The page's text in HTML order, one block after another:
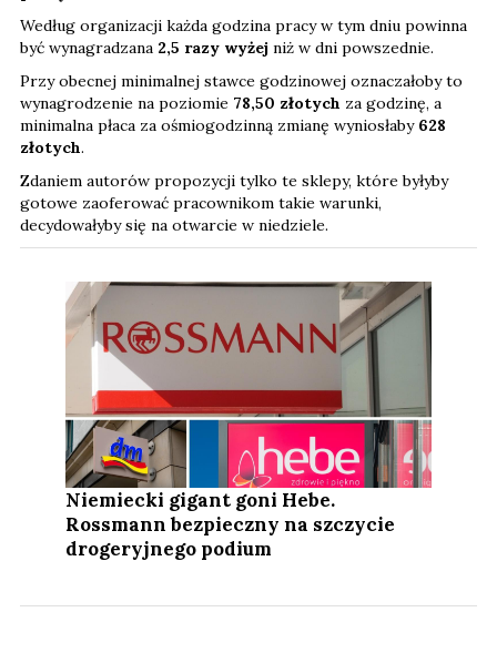
Według organizacji każda godzina pracy w tym dniu powinna
być wynagradzana 2,5 razy wyżej niż w dni powszednie.
Przy obecnej minimalnej stawce godzinowej oznaczałoby to
wynagrodzenie na poziomie 78,50 złotych za godzinę, a
minimalna płaca za ośmiogodzinną zmianę wyniosłaby 628
złotych.
Zdaniem autorów propozycji tylko te sklepy, które byłyby
gotowe zaoferować pracownikom takie warunki,
decydowałyby się na otwarcie w niedziele.
Niemiecki gigant goni Hebe.
Rossmann bezpieczny na szczycie
drogeryjnego podium